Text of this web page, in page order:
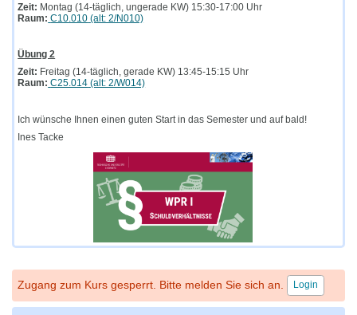
Zeit: Montag (14-täglich, ungerade KW) 15:30-17:00 Uhr
Raum: C10.010 (alt: 2/N010)
Übung 2
Zeit: Freitag (14-täglich, gerade KW) 13:45-15:15 Uhr
Raum: C25.014 (alt: 2/W014)
Ich wünsche Ihnen einen guten Start in das Semester und auf bald!
Ines Tacke
Zugang zum Kurs gesperrt. Bitte melden Sie sich an. Login